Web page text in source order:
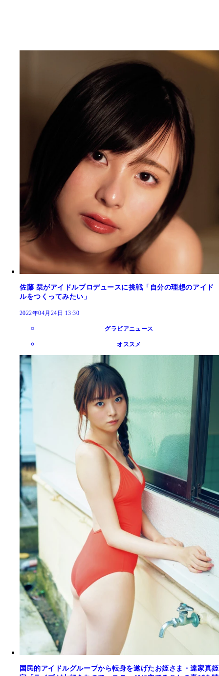
佐藤 栞がアイドルプロデュースに挑戦「自分の理想のアイド
ルをつくってみたい」
2022年04月24日 13:30
グラビアニュース
オススメ
国民的アイドルグループから転身を遂げたお姫さま・達家真姫